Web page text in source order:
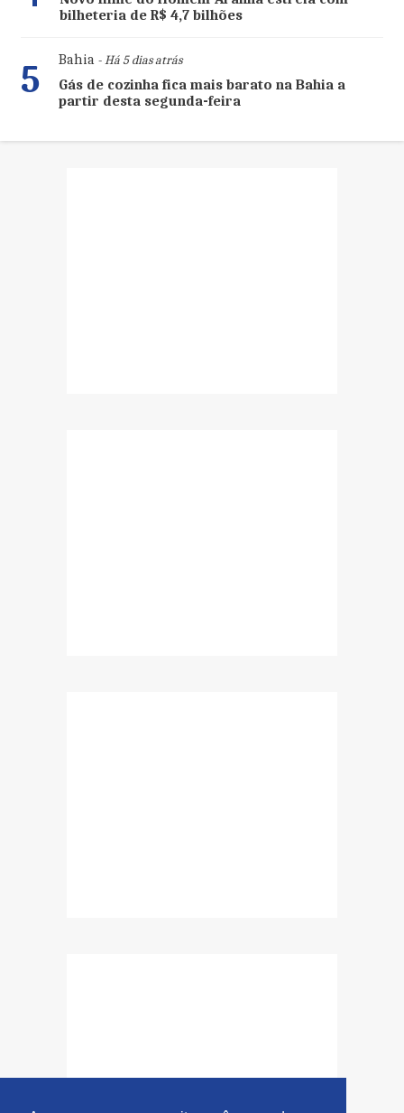
bilheteria de R$ 4,7 bilhões
5 Bahia- Há 5 dias atrás
Gás de cozinha fica mais barato na Bahia a
partir desta segunda-feira